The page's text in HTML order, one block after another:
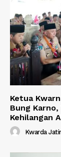
Ketua
Bung Karno,
Kehilangan
Kwarda